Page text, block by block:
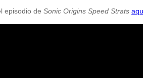
episodio de Sonic Origins Speed Strats